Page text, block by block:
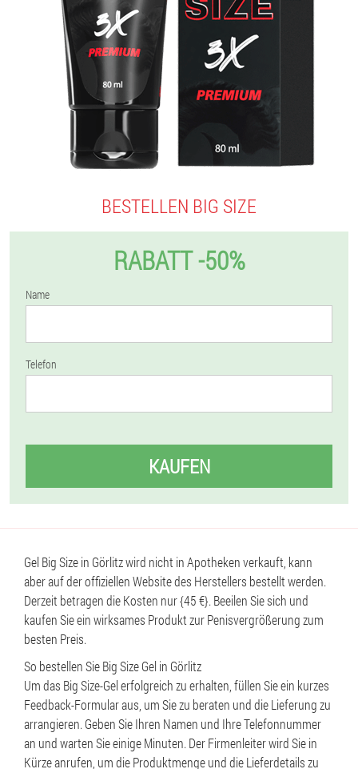
BESTELLEN BIG SIZE
RABATT -50%
Name
Telefon
KAUFEN
Gel Big Size in Görlitz wird nicht in Apotheken verkauft, kann
aber auf der offiziellen Website des Herstellers bestellt werden.
Derzeit betragen die Kosten nur {45 €}. Beeilen Sie sich und
kaufen Sie ein wirksames Produkt zur Penisvergrößerung zum
besten Preis.
So bestellen Sie Big Size Gel in Görlitz
Um das Big Size-Gel erfolgreich zu erhalten, füllen Sie ein kurzes
Feedback-Formular aus, um Sie zu beraten und die Lieferung zu
arrangieren. Geben Sie Ihren Namen und Ihre Telefonnummer
an und warten Sie einige Minuten. Der Firmenleiter wird Sie in
Kürze anrufen, um die Produktmenge und die Lieferdetails zu